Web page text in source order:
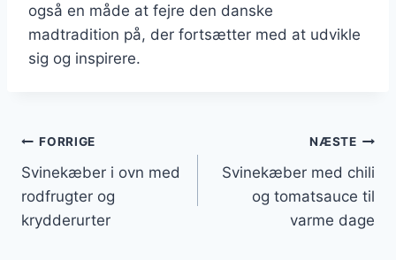
også en måde at fejre den danske
madtradition på, der fortsætter med at udvikle
sig og inspirere.
Indlægsnavigation
FORRIGE
Svinekæber i ovn med
rodfrugter og
krydderurter
NÆSTE
Svinekæber med chili
og tomatsauce til
varme dage